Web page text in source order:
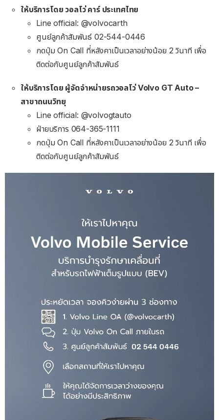
ให้บริการโดย วอลโว่ คาร์ ประเทศไทย
Line official: @volvocarth
ศูนย์ลูกค้าสัมพันธ์ 02-544-0446
กดปุ่ม On Call ที่หลังคาเป็นเวลาอย่างน้อย 2 วินาที เพื่อ
ติดต่อกับศูนย์ลูกค้าสัมพันธ์
ให้บริการโดย ผู้จัดจำหน่ายรถวอลโว่ Volvo GT Auto –
สาขาถนนวิทยุ
Line official: @volvogtauto
ฝ่ายบริการ 064-365-1111
กดปุ่ม On Call ที่หลังคาเป็นเวลาอย่างน้อย 2 วินาที เพื่อ
ติดต่อกับศูนย์ลูกค้าสัมพันธ์